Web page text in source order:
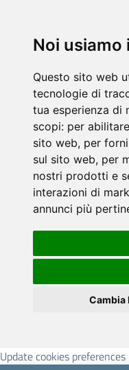
Noi usiamo
Questo sito web
tecnologie di
tua esperienza di
scopi: per
sito web, per
sul sito web, per
nostri prodotti e
interazioni di
annunci più
Cambia
Update cookies preferences